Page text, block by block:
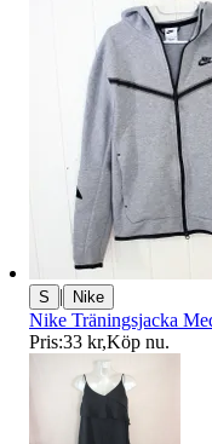
S | Nike
Nike Träningsjacka
Pris:33 kr,Köp nu.